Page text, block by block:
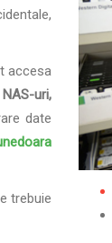
accesa
uri,
date
trebuie